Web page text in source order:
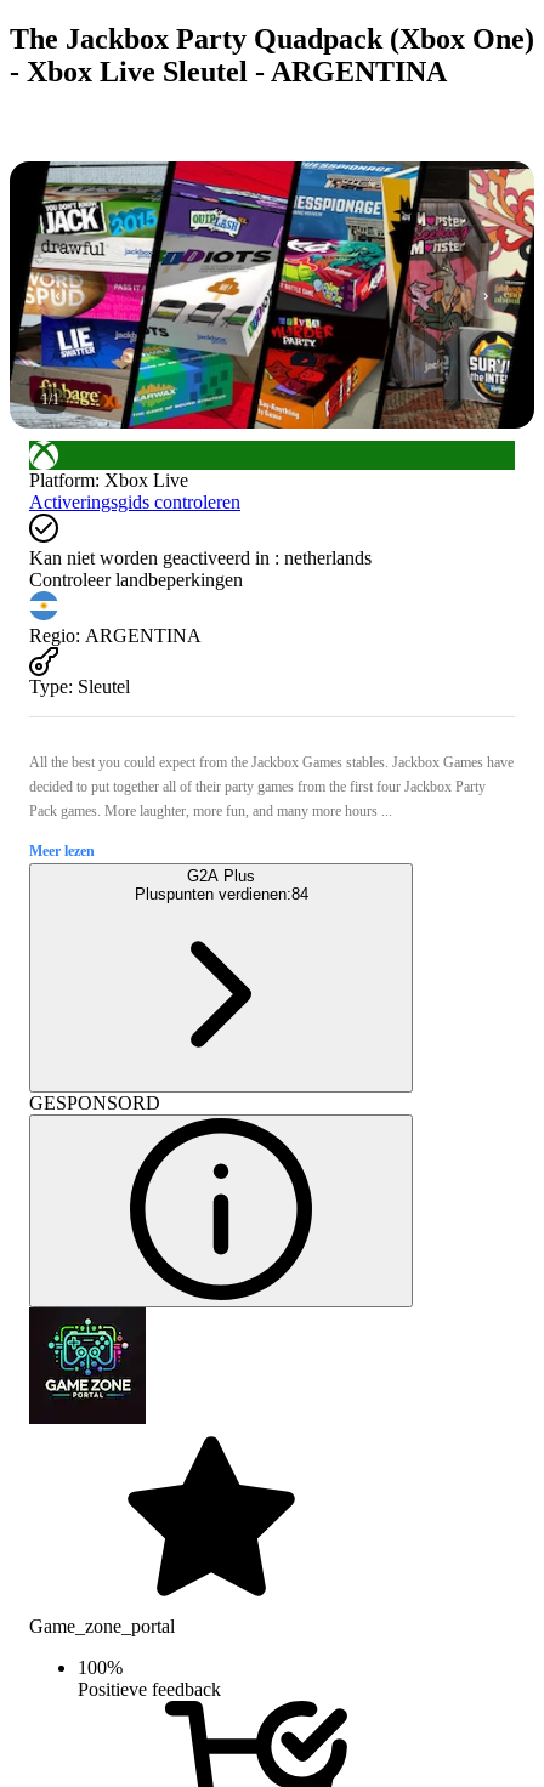
The Jackbox Party Quadpack (Xbox One)
- Xbox Live Sleutel - ARGENTINA
1/1
Platform: Xbox Live
Activeringsgids controleren
Kan niet worden geactiveerd in : netherlands
Controleer landbeperkingen
Regio: ARGENTINA
Type: Sleutel
All the best you could expect from the Jackbox Games stables. Jackbox Games have
decided to put together all of their party games from the first four Jackbox Party
Pack games. More laughter, more fun, and many more hours ...
Meer lezen
G2A Plus
Pluspunten verdienen:84
GESPONSORD
Game_zone_portal
100%
Positieve feedback